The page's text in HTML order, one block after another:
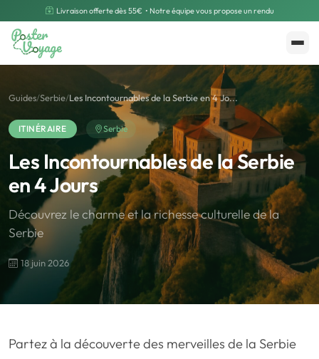
Livraison offerte dès 55€ • Notre équipe vous propose un rendu
Créer mon souvenir Polarsteps
🌍Road Trip et Pays 🌆Les villes
Guides/Serbie/Les Incontournables de la Serbie en 4 Jo...
ITINÉRAIRE Serbie
Les Incontournables de la Serbie
en 4 Jours
Découvrez le charme et la richesse culturelle de la
Serbie
18 juin 2026
Partez à la découverte des merveilles de la Serbie